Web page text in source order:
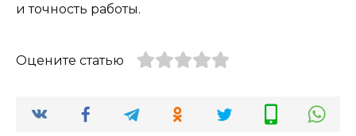
и точность работы.
Оцените статью